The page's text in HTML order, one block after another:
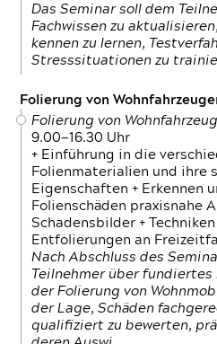
Das Seminar soll dem
Fachwissen zu
kennen zu lernen,
Stresssituationen zu
Folierung von
Folierung von
9.00—16.30 Uhr
+ Einführung in die
Folienmaterialien und ihre
Eigenschaften + Erkennen
Folienschäden praxisnahe
Schadensbilder +
Entfolierungen an
Nach Abschluss des
Teilnehmer über fundiertes
der Folierung von
der Lage, Schäden
qualifiziert zu bewerten,